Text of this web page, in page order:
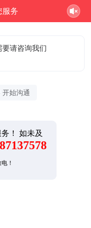
服务
请咨询我们
始沟通
！ 如未及
！